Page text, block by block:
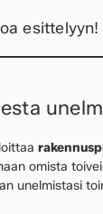
esittelyyn!
omista
unelmistasi